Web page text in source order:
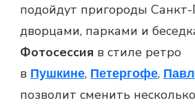
подойдут пригороды Санкт-
дворцами, парками и
Фотосессия в стиле ретро
в Пушкине, Петергофе,
позволит сменить несколько